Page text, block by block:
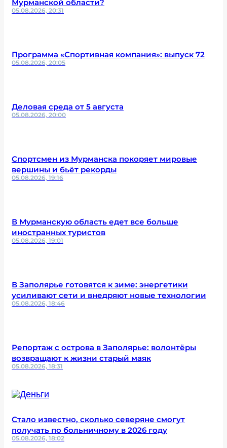
Мурманской области?
05.08.2026, 20:31
Программа «Спортивная компания»: выпуск 72
05.08.2026, 20:05
Деловая среда от 5 августа
05.08.2026, 20:00
Спортсмен из Мурманска покоряет мировые
вершины и бьёт рекорды
05.08.2026, 19:16
В Мурманскую область едет все больше
иностранных туристов
05.08.2026, 19:01
В Заполярье готовятся к зиме: энергетики
усиливают сети и внедряют новые технологии
05.08.2026, 18:46
Репортаж с острова в Заполярье: волонтёры
возвращают к жизни старый маяк
05.08.2026, 18:31
Стало известно, сколько северяне смогут
получать по больничному в 2026 году
05.08.2026, 18:02